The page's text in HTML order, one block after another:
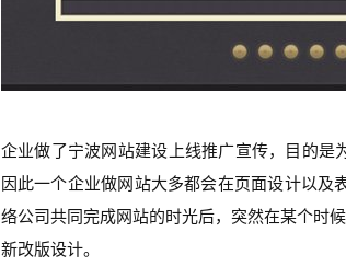
企业做了宁波网站建设上线推广宣传，目的是
因此一个企业做网站大多都会在页面设计以及
络公司共同完成网站的时光后，突然在某个时
新改版设计。